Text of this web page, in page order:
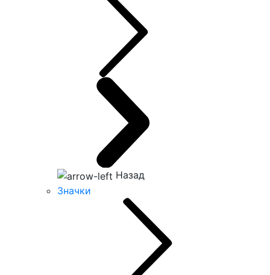
Назад
Значки